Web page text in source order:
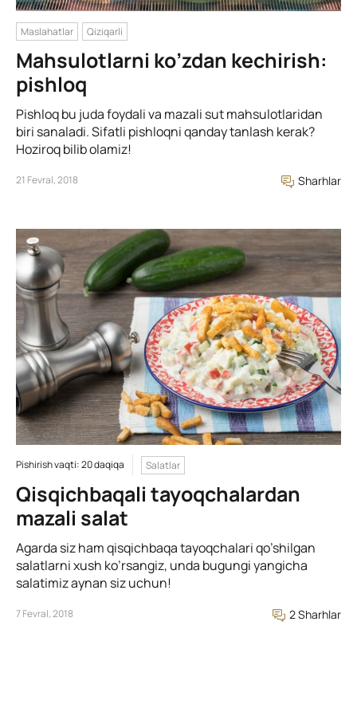
Maslahatlar Qiziqarli
Mahsulotlarni ko’zdan kechirish:
pishloq
Pishloq bu juda foydali va mazali sut mahsulotlaridan
biri sanaladi. Sifatli pishloqni qanday tanlash kerak?
Hoziroq bilib olamiz!
21 Fevral, 2018 Sharhlar
Pishirish vaqti: 20 daqiqa Salatlar
Qisqichbaqali tayoqchalardan
mazali salat
Agarda siz ham qisqichbaqa tayoqchalari qo’shilgan
salatlarni xush ko’rsangiz, unda bugungi yangicha
salatimiz aynan siz uchun!
7 Fevral, 2018 2 Sharhlar